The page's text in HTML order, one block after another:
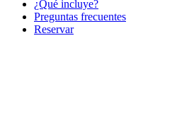
¿Qué incluye?
Preguntas frecuentes
Reservar